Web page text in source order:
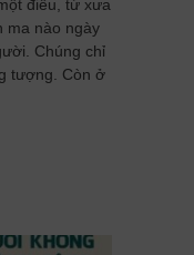
điều, từ xưa
ma nào ngày
Chúng chỉ
tượng. Còn ở